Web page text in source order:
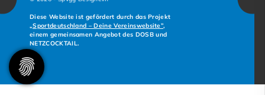
Diese Website ist gefördert durch das Projekt
„Sportdeutschland – Deine Vereinswebsite”,
einem gemeinsamen Angebot des DOSB und
NETZCOCKTAIL.